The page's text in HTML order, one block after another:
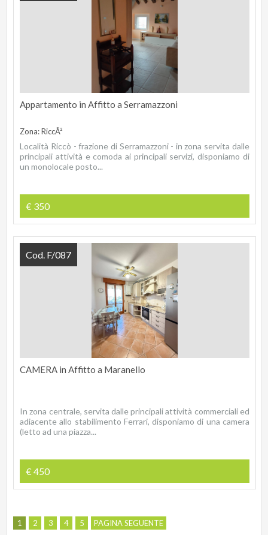
Appartamento in Affitto a Serramazzoni
Zona: RiccÃ²
Località Riccò - frazione di Serramazzoni - in zona servita dalle
principali attività e comoda ai principali servizi, disponiamo di
un monolocale posto...
€ 350
CAMERA in Affitto a Maranello
In zona centrale, servita dalle principali attività commerciali ed
adiacente allo stabilimento Ferrari, disponiamo di una camera
(letto ad una piazza...
€ 450
Cod. F/087
1 2 3 4 5 PAGINA SEGUENTE